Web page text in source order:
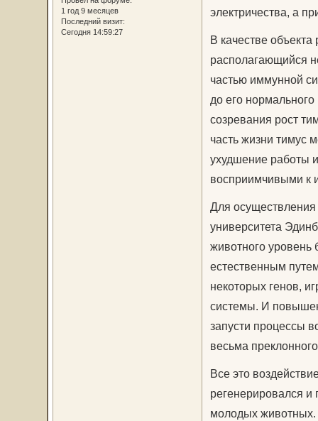
1 год 9 месяцев
Последний визит:
Сегодня 14:59:27
электричества, а
В качестве
располагающийся
частью иммунной
до его
созревания рост
часть жизни тимус
ухудшение работы
восприимчивыми к
Для
университета
животного уровень
естественным
некоторых генов,
системы. И
запусти процессы
весьма
Все это
регенерировался и
молодых животных.